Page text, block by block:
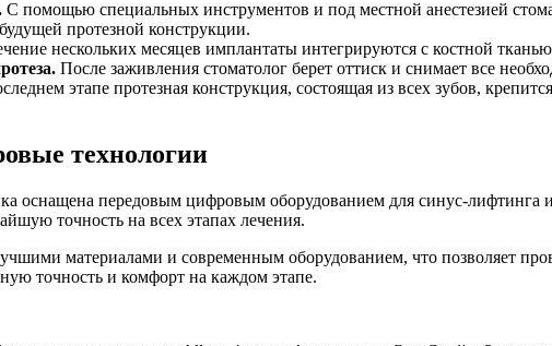
С помощью специальных инструментов и под местной анестезией
протезной конструкции.
нескольких месяцев имплантаты интегрируются с костной
После заживления стоматолог берет оттиск и снимает все
этапе протезная конструкция, состоящая из всех зубов,
технологии
оснащена передовым цифровым оборудованием для синус-
точность на всех этапах лечения.
материалами и современным оборудованием, что позволяет
точность и комфорт на каждом этапе.